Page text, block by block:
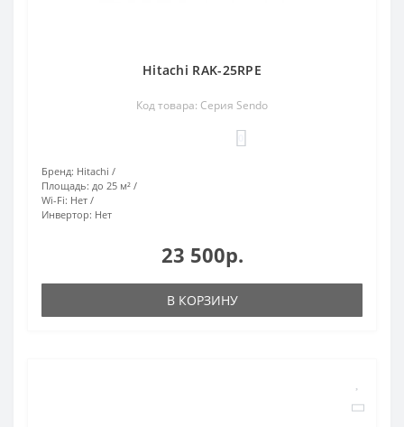
Hitachi RAK-25RPE
Код товара: Серия Sendo
Бренд: Hitachi
Площадь: до 25 м²
Wi-Fi: Нет
Инвертор: Нет
23 500р.
В КОРЗИНУ